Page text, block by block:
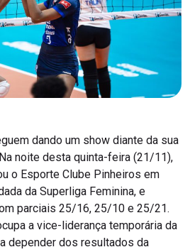
dando um show diante da sua
noite desta quinta-feira (21/11),
o Esporte Clube Pinheiros em
da Superliga Feminina, e
parciais 25/16, 25/10 e 25/21.
a vice-liderança temporária da
depender dos resultados da